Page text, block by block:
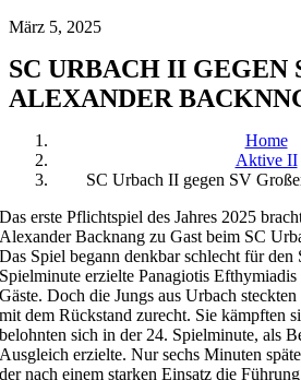
März 5, 2025
SC URBACH II GEGEN
LEXANDER BACKNNG
Home
Aktive II
SC Urbach II gegen SV
Das erste Pflichtspiel des Jahres 2025
Alexander Backnang zu Gast beim SC
Das Spiel begann denkbar schlecht für
Spielminute erzielte Panagiotis
Gäste. Doch die Jungs aus Urbach
mit dem Rückstand zurecht. Sie kämpften
belohnten sich in der 24. Spielminute, als
Ausgleich erzielte. Nur sechs Minuten
der nach einem starken Einsatz die